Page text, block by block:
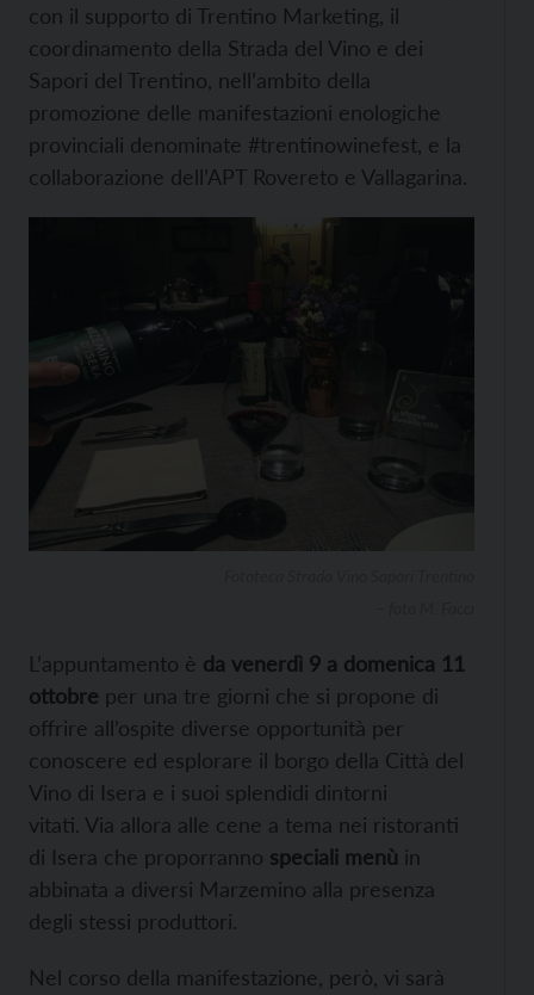
con il supporto di Trentino Marketing, il
coordinamento della Strada del Vino e dei
Sapori del Trentino, nell’ambito della
promozione delle manifestazioni enologiche
provinciali denominate #trentinowinefest, e la
collaborazione dell’APT Rovereto e Vallagarina.
L’appuntamento è da venerdì 9 a domenica 11
ottobre per una tre giorni che si propone di
offrire all’ospite diverse opportunità per
conoscere ed esplorare il borgo della Città del
Vino di Isera e i suoi splendidi dintorni
vitati. Via allora alle cene a tema nei ristoranti
di Isera che proporranno speciali menù in
abbinata a diversi Marzemino alla presenza
degli stessi produttori.
Nel corso della manifestazione, però, vi sarà